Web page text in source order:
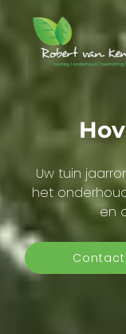
Uw tuin
het
en
Contact